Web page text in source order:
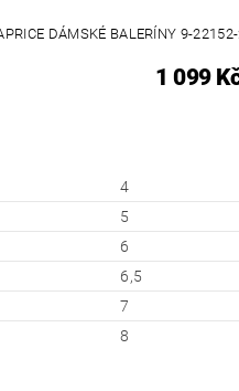
DÁMSKÉ BALERÍNY 9-
1 099
4
5
6
6,5
7
8